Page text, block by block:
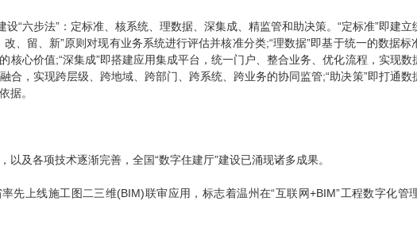
“六步法”：定标准、核系统、理数据、深集成、精监管和助决策。“定标准”即建立
改、留、新”原则对现有业务系统进行评估并核准分类;“理数据”即基于统一的数据标
核心价值;“深集成”即搭建应用集成平台，统一门户、整合业务、优化流程，实现数
合，实现跨层级、跨地域、跨部门、跨系统、跨业务的协同监管;“助决策”即打通
据。
及各项技术逐渐完善，全国“数字住建厅”建设已涌现诸多成果。
上线施工图二三维(BIM)联审应用，标志着温州在“互联网+BIM”工程数字化管